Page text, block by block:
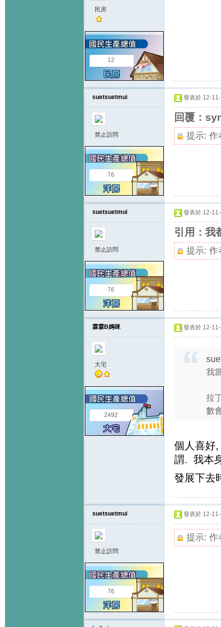
民房
12
suetsuetmui
禁止訪問
76
發表於 12-
回覆：
提示: 作
suetsuetmui
禁止訪問
76
發表於 12-
引用：我
提示: 作
霖霖B媽咪
大宅
2492
發表於 12-
我
拉
數
個人喜好
謂. 我本
發展下去
suetsuetmui
禁止訪問
76
發表於 12-
提示: 作